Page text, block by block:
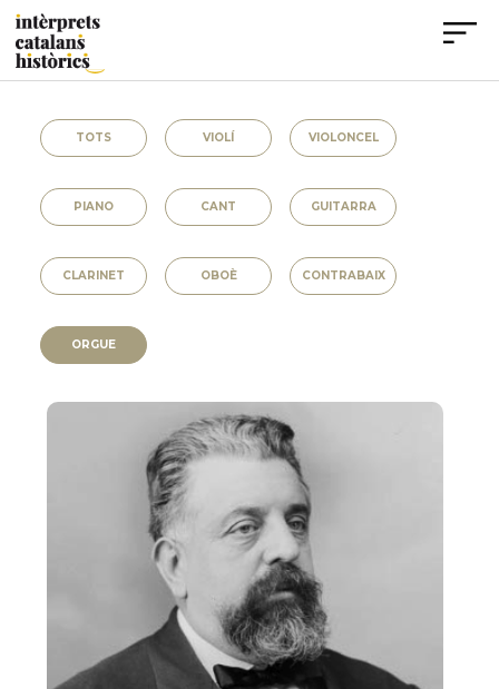
TOTS VIOLÍ VIOLONCEL
PIANO CANT GUITARRA
CLARINET OBOÈ CONTRABAIX
ORGUE